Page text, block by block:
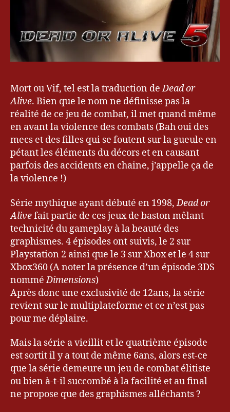
Mort ou Vif, tel est la traduction deDead or
Alive. Bien que le nom ne définisse pas la
réalité de ce jeu de combat, il met quand même
en avant la violence des combats (Bah oui des
mecs et des filles qui se foutent sur la gueule en
pétant les éléments du décors et en causant
parfois des accidents en chaine, j’appelle ça de
la violence !)
Série mythique ayant débuté en 1998,Dead or
Alivefait partie de ces jeux de baston mêlant
technicité du gameplay à la beauté des
graphismes. 4 épisodes ont suivis, le 2 sur
Playstation 2 ainsi que le 3 sur Xbox et le 4 sur
Xbox360 (A noter la présence d’un épisode 3DS
nomméDimensions)
Après donc une exclusivité de 12ans, la série
revient sur le multiplateforme et ce n’est pas
pour me déplaire.
Mais la série a vieillit et le quatrième épisode
est sortit il y a tout de même 6ans, alors est-ce
que la série demeure un jeu de combat élitiste
ou bien à-t-il succombé à la facilité et au final
ne propose que des graphismes alléchants ?